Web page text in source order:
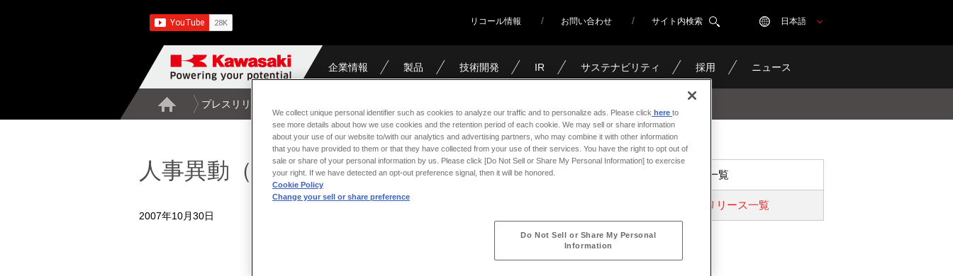
リコール情報 お問い合わせ サイト内検索 日本語
企業情報 製品 技術開発 IR サステナビリティ 採用 ニュース
プレスリリース一覧
人事異動（カワサキプラントシステムズ）
2007年10月30日
ニュース一覧
プレスリリース一覧
We collect unique personal identifier such as cookies to analyze our traffic and to personalize ads. Please click here to
see more details about how we use cookies and the retention period of each cookie. We may sell or share information
about your use of our website to/with our analytics and advertising partners, who may combine it with other information
that you have provided to them or that they have collected from your use of their services. You have the right to opt out of
sale or share of your personal information by us. Please click [Do Not Sell or Share My Personal Information] to exercise
your right. If we have detected an opt-out preference signal, then it will be honored.
Cookie Policy
Change your sell or share preference
Do Not Sell or Share My Personal
Information